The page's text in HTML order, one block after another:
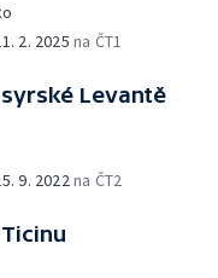
2. 2025 na ČT1
Levantě
9. 2022na ČT2